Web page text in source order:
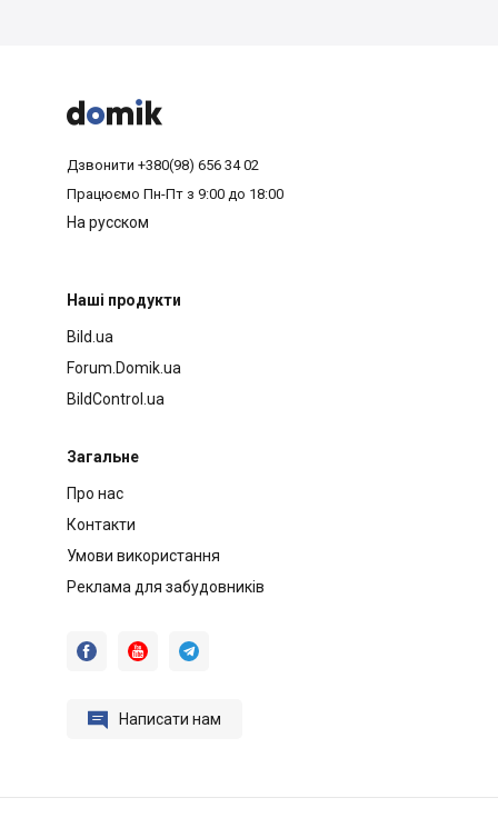



Дзвонити +380(98) 656 34 02
Працюємо Пн-Пт з 9:00 до 18:00
На русском
Наші продукти
Bild.ua
Forum.Domik.ua
BildControl.ua
Загальне
Про нас
Контакти
Умови використання
Реклама для забудовників
  
 Написати нам